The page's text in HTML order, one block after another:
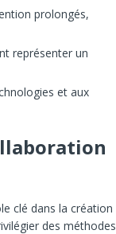
prolongés,
représenter un
et aux
clé dans la création
des méthodes